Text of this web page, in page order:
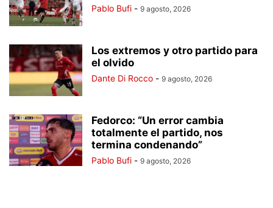
Pablo Bufi - 9 agosto, 2026
Los extremos y otro partido para
el olvido
Dante Di Rocco - 9 agosto, 2026
Fedorco: “Un error cambia
totalmente el partido, nos
termina condenando”
Pablo Bufi - 9 agosto, 2026